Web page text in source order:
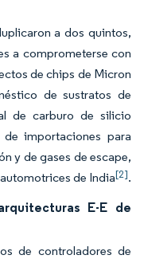
a dos quintos,
a comprometerse con
de chips de Micron
de sustratos de
de carburo de silicio
importaciones para
y de gases de escape,
de India[2].
E-E de
de controladores de